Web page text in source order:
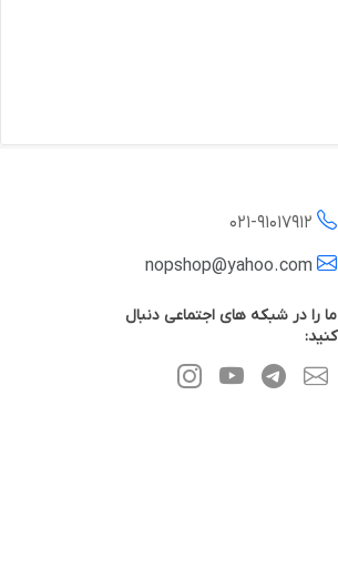
021-91017912
ما را در شبکه های اجتماعی دنبال
کنید: